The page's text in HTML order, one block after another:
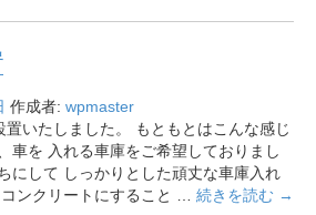
作成者: wpmaster
いたしました。 もともとはこんな感じ
車を 入れる車庫をご希望しておりまし
にして しっかりとした頑丈な車庫入れ
ンクリートにすること … 続きを読む →